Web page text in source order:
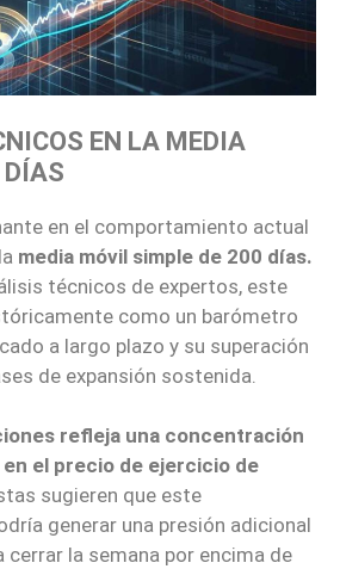
EN LA MEDIA
en el comportamiento actual
media móvil simple de 200 días.
técnicos de expertos, este
como un barómetro
a largo plazo y su superación
de expansión sostenida.
refleja una concentración
el precio de ejercicio de
sugieren que este
generar una presión adicional
cerrar la semana por encima de